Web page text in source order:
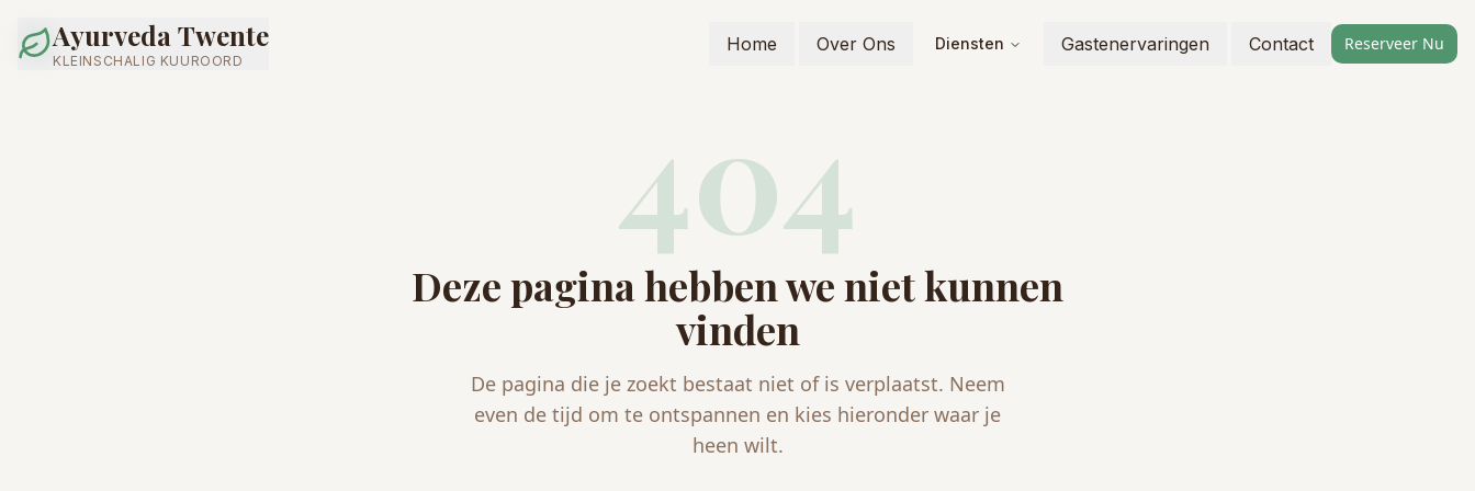
Ayurveda Twente
KLEINSCHALIG KUUROORD
Home Over Ons Diensten Gastenervaringen Contact Reserveer Nu
404
Deze pagina hebben we niet kunnen
vinden
De pagina die je zoekt bestaat niet of is verplaatst. Neem
even de tijd om te ontspannen en kies hieronder waar je
heen wilt.